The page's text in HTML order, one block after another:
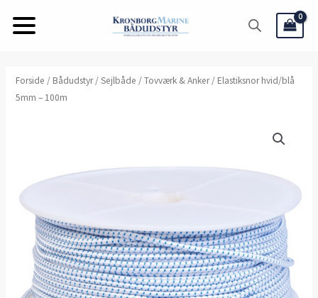
Forside / Bådudstyr/Sejlbåde /Tovværk & Anker/ Elastiksnor hvid/blå
5mm – 100m
Elastiksnor
hvid/blå